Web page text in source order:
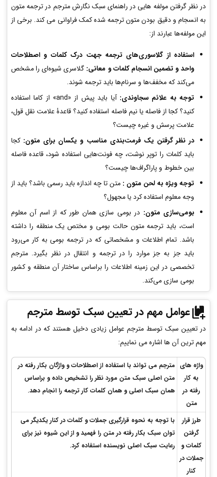
در نظر گرفتن مولفه هایی در راهنمای سبک نگارش مترجم در ترجمه متون
به انسجام و دقیق بودن متون ترجمه شده کمک فراوانی می کند. برخی از
این مولفه‌ها عبارند از:
استفاده از گلاسوری‌های ترجمه جهت درک کلمات و اصطلاحات
واحد و تضمین انسجام کلمات و معانی: گلاسری شیوه‌ای را مشخص
می‌کند که مخفف‌ها و سرنام‌ها باید ترجمه شوند.
توجه به علائم سجاوندی:
آیا باید پیش از «and» از کاما استفاده
کنید؟ کجا از فاصله یا نیم فاصله استفاده کنید؟ قاعدۀ علامت نقل قول،
علامت پرسش و غیره چیست؟
در نظر گرفتن یک فرمت‌بندی مناسب و یکسان برای متون: کجا
باید کلمات را توپر نوشت، چه فونت‌هایی استفاده شود، قاعده فاصله
بین خطوط و پاراگراف‌ها چیست؟
توجه ویژه به لحن متون : متن تا چه اندازه باید رسمی باشد؟ باید از
وجه معلوم استفاده کرد یا مجهول؟
بومی‌سازی متون: در بومی سازی همان طور که از اسم آن معلوم
است، باید ترجمه متون حالت بومی و مختص یک منطقه را داشته
باشد. تمام اطلاعات و مشخصاتی که در ترجمه بومی به کار می‌رود
باید جز به جز موارد را در ترجمه و انتقال در نظر بگیرد. مترجم
تخصصی در این زمینه اطلاعات را براساس ساختار آن منطقه و کشور
بومی سازی می‌کند.
عوامل مهم در تعیین سبک توسط مترجم
در تعیین سبک توسط مترجم عوامل زیادی دخیل هستند که در ادامه به
مهم ترین آن ها اشاره می نماییم:
واژه­ های
به کار
رفته در
متن
مترجم می تواند با استفاده از اصطلاحات و واژگان بکار رفته در
متن اصلی سبک متن مورد نظر را تشخیص داده و براساس
همان سبک اصلی و همان کلمات کار ترجمه را انجام دهد.
طرز قرار
گرفتن
کلمات و
جملات در
کنار
با توجه به نحوه قرارگیری جملات و کلمات در کنار یکدیگر می
توان سبک بکار رفته در متن را فهمید و از این شیوه نیز برای
رعایت سبک اصلی نویسنده استفاده کرد.